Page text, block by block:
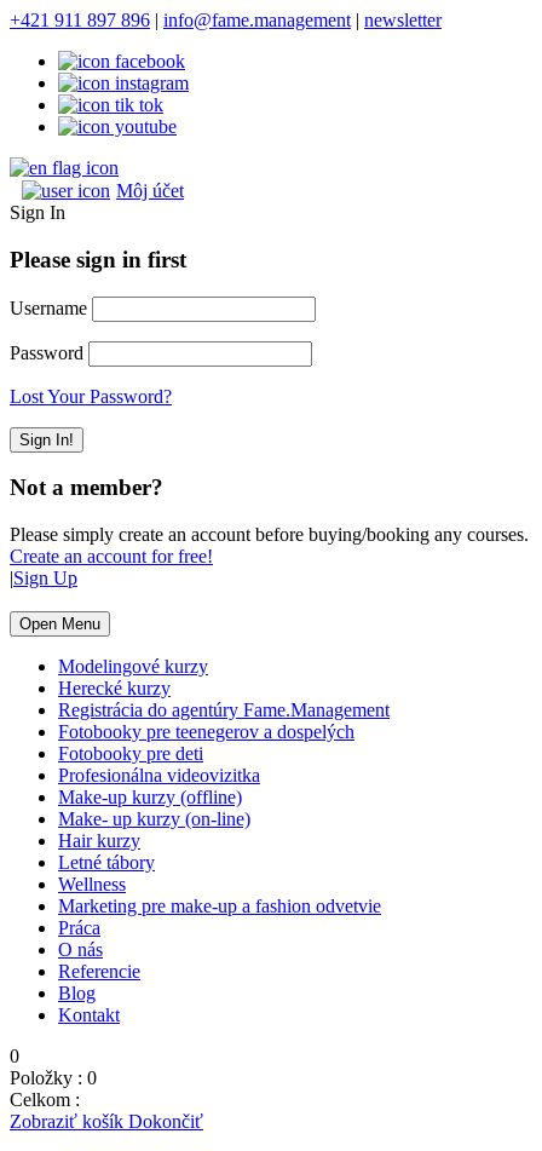
+421 911 897 896 | info@fame.management | newsletter
Môj účet
Sign In
Please sign in first
Username
Password
Lost Your Password?
Not a member?
Please simply create an account before buying/booking any courses.
Create an account for free!
|Sign Up
Open Menu
Modelingové kurzy
Herecké kurzy
Registrácia do agentúry Fame.Management
Fotobooky pre teenegerov a dospelých
Fotobooky pre deti
Profesionálna videovizitka
Make-up kurzy (offline)
Make- up kurzy (on-line)
Hair kurzy
Letné tábory
Wellness
Marketing pre make-up a fashion odvetvie
Práca
O nás
Referencie
Blog
Kontakt
0
Položky : 0
Celkom :
Zobraziť košík Dokončiť